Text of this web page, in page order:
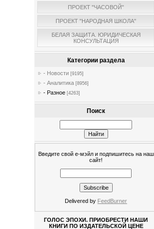
ПРОЕКТ "ЧАСОВОЙ"
ПРОЕКТ "НАРОДНАЯ ШКОЛА"
БЕЛАЯ ЗАЩИТА. ЮРИДИЧЕСКАЯ
КОНСУЛЬТАЦИЯ
Категории раздела
- Новости [9195]
- Аналитика [8956]
- Разное [4263]
Поиск
Введите свой е-мэйл и подпишитесь на наш
сайт!
Delivered by FeedBurner
ГОЛОС ЭПОХИ. ПРИОБРЕСТИ НАШИ
КНИГИ ПО ИЗДАТЕЛЬСКОЙ ЦЕНЕ